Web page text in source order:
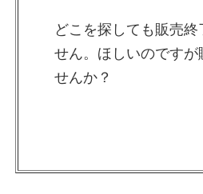
どこを探しても販売終
せん。ほしいのですが
せんか？